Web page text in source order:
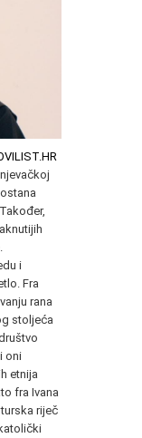
i
Fra
rana
stoljeća
oni
etnija
fra Ivana
riječ